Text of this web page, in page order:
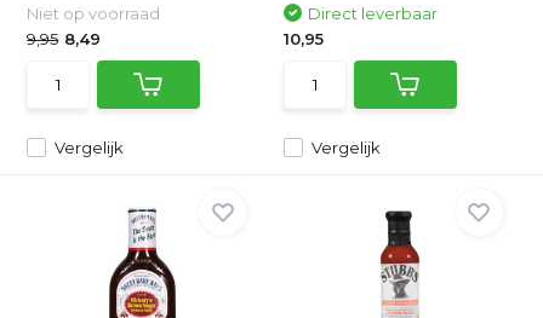
Vergelijk
Niet op voorraad
9,95 8,49
Vergelijk
Direct leverbaar
10,95